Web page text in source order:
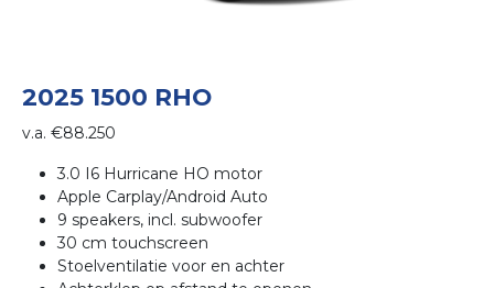
2025 1500 RHO
v.a. €88.250
3.0 I6 Hurricane HO motor
Apple Carplay/Android Auto
9 speakers, incl. subwoofer
30 cm touchscreen
Stoelventilatie voor en achter